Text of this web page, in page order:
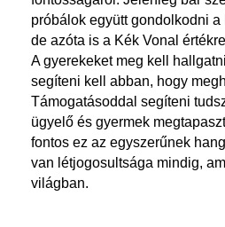
próbálok együtt gondolkodni
de azóta is a Kék Vonal
A gyerekeket meg kell
segíteni kell abban, hogy
Támogatásoddal segíteni
ügyelő és gyermek
fontos ez az egyszerűnek
van létjogosultsága mindig,
világban.